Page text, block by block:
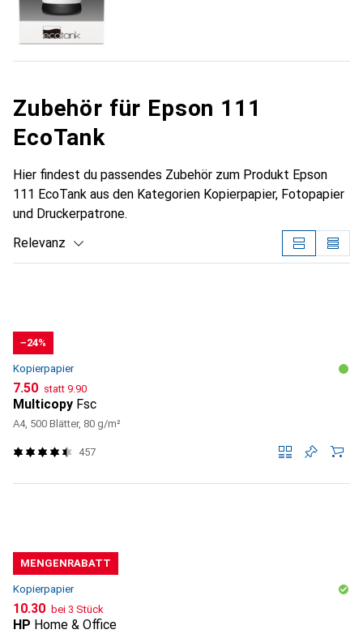
Zubehör für Epson 111
EcoTank
Hier findest du passendes Zubehör zum Produkt Epson
111 EcoTank aus den Kategorien Kopierpapier, Fotopapier
und Druckerpatrone.
Relevanz
−24%
Kopierpapier
CHF
7.50 statt CHF
9.90
Multicopy Fsc
A4, 500 Blätter, 80 g/m²
457
MENGENRABATT
Kopierpapier
CHF
10.30 bei 3 Stück
HP Home & Office